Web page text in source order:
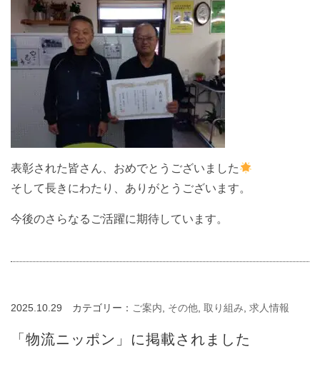
表彰された皆さん、おめでとうございました
そして長きにわたり、ありがとうございます。
今後のさらなるご活躍に期待しています。
2025.10.29 カテゴリー： ご案内 その他 取り組み 求人情報
「物流ニッポン」に掲載されました